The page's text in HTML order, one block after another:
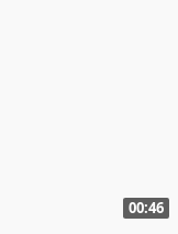
00:46